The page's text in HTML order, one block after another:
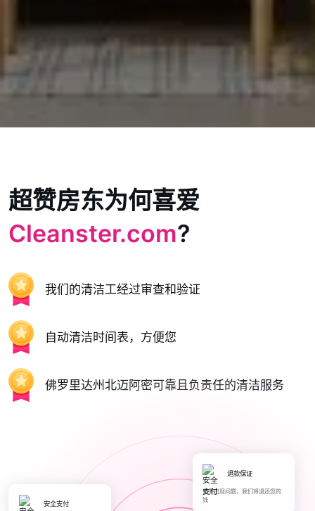
超赞房东为何喜爱
Cleanster.com?
我们的清洁工经过审查和验证
自动清洁时间表，方便您
佛罗里达州北迈阿密可靠且负责任的清洁服务
安全支付
退款保证
如果出现问题，我们将退还您的
钱